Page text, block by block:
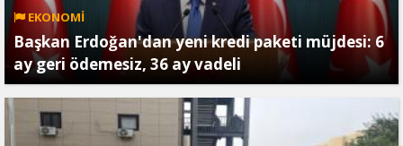
EKONOMİ
Başkan Erdoğan'dan yeni kredi paketi müjdesi: 6
ay geri ödemesiz, 36 ay vadeli